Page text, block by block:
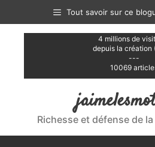
contenu
Tout savoir sur ce
4 millions de
depuis la création
---
10069
Richesse et défense de